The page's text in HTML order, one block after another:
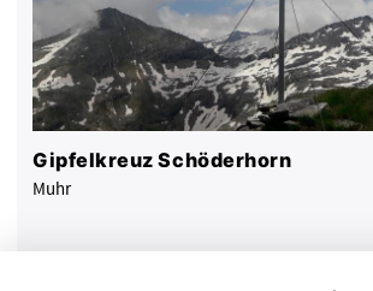
Gipfelkreuz Schöderhorn
Muhr